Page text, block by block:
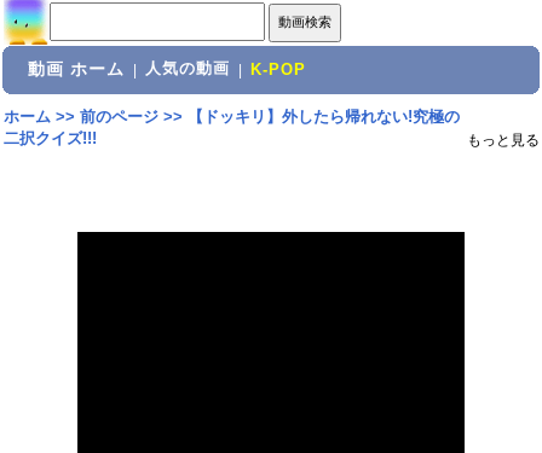
動画 ホーム 人気の動画 K-POP
ホーム>> 前のページ>>
【ドッキリ】外したら帰れない!究極の
二択クイズ!!!
もっと見る